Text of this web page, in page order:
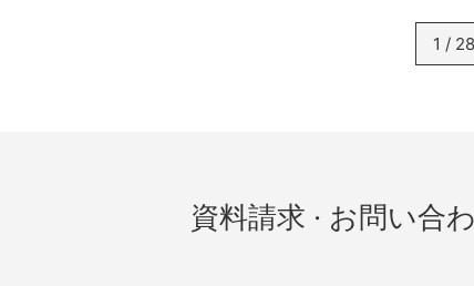
1 / 28
資料請求 · お問い合